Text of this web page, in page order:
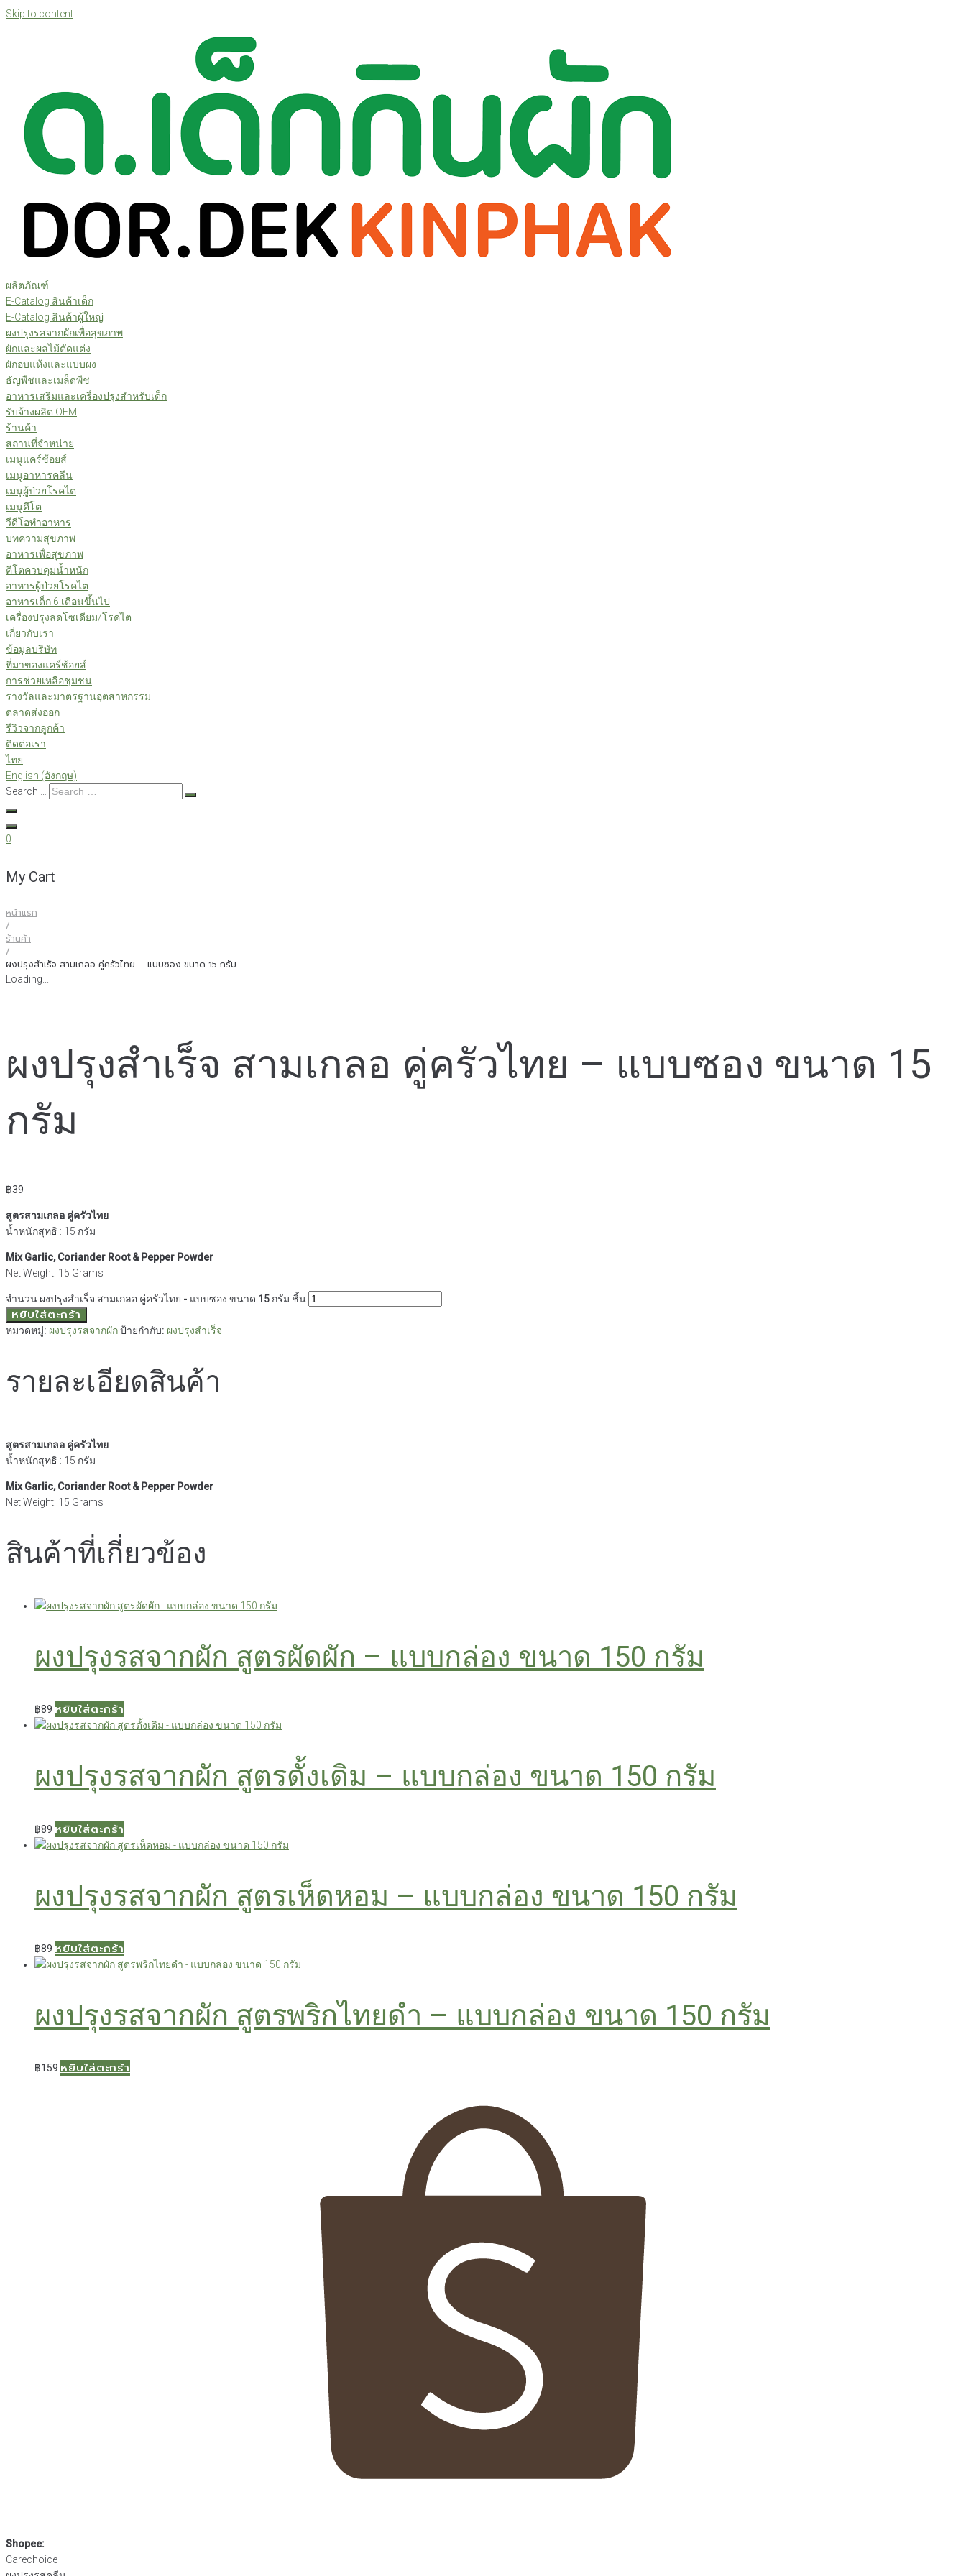
Skip to content
ผลิตภัณฑ์
E-Catalog สินค้าเด็ก
E-Catalog สินค้าผู้ใหญ่
ผงปรุงรสจากผักเพื่อสุขภาพ
ผักและผลไม้ตัดแต่ง
ผักอบแห้งและแบบผง
ธัญพืชและเมล็ดพืช
อาหารเสริมและเครื่องปรุงสำหรับเด็ก
รับจ้างผลิต OEM
ร้านค้า
สถานที่จำหน่าย
เมนูแคร์ช้อยส์
เมนูอาหารคลีน
เมนูผู้ป่วยโรคไต
เมนูคีโต
วีดีโอทำอาหาร
บทความสุขภาพ
อาหารเพื่อสุขภาพ
คีโตควบคุมน้ำหนัก
อาหารผู้ป่วยโรคไต
อาหารเด็ก 6 เดือนขึ้นไป
เครื่องปรุงลดโซเดียม/โรคไต
เกี่ยวกับเรา
ข้อมูลบริษัท
ที่มาของแคร์ช้อยส์
การช่วยเหลือชุมชน
รางวัลและมาตรฐานอุตสาหกรรม
ตลาดส่งออก
รีวิวจากลูกค้า
ติดต่อเรา
ไทย
English (อังกฤษ)
Search …
0
My Cart
หน้าแรก
/
ร้านค้า
/
ผงปรุงสำเร็จ สามเกลอ คู่ครัวไทย – แบบซอง ขนาด 15 กรัม
Loading...
ผงปรุงสำเร็จ สามเกลอ คู่ครัวไทย – แบบซอง ขนาด 15
กรัม
฿39
สูตรสามเกลอ คู่ครัวไทย
น้ำหนักสุทธิ : 15 กรัม
Mix Garlic, Coriander Root & Pepper Powder
Net Weight: 15 Grams
จำนวน ผงปรุงสำเร็จ สามเกลอ คู่ครัวไทย - แบบซอง ขนาด 15 กรัม ชิ้น
หยิบใส่ตะกร้า
หมวดหมู่: ผงปรุงรสจากผักป้ายกำกับ: ผงปรุงสำเร็จ
รายละเอียดสินค้า
สูตรสามเกลอ คู่ครัวไทย
น้ำหนักสุทธิ : 15 กรัม
Mix Garlic, Coriander Root & Pepper Powder
Net Weight: 15 Grams
สินค้าที่เกี่ยวข้อง
ผงปรุงรสจากผัก สูตรผัดผัก – แบบกล่อง ขนาด 150 กรัม
฿89 หยิบใส่ตะกร้า
ผงปรุงรสจากผัก สูตรดั้งเดิม – แบบกล่อง ขนาด 150 กรัม
฿89 หยิบใส่ตะกร้า
ผงปรุงรสจากผัก สูตรเห็ดหอม – แบบกล่อง ขนาด 150 กรัม
฿89 หยิบใส่ตะกร้า
ผงปรุงรสจากผัก สูตรพริกไทยดำ – แบบกล่อง ขนาด 150 กรัม
฿159 หยิบใส่ตะกร้า
Shopee:
Carechoice